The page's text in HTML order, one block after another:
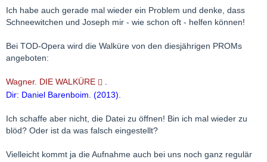
Ich habe auch gerade mal wieder ein Problem und denke, dass
Schneewitchen und Joseph mir - wie schon oft - helfen können!
Bei TOD-Opera wird die Walküre von den diesjährigen PROMs
angeboten:
Wagner. DIE WALKÜRE
Dir: Daniel Barenboim. (2013).
Ich schaffe aber nicht, die Datei zu öffnen! Bin ich mal wieder zu
blöd? Oder ist da was falsch eingestellt?
Vielleicht kommt ja die Aufnahme auch bei uns noch ganz regulär